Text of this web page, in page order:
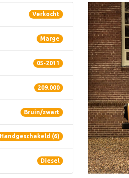
Verkocht
Marge
05-2011
209.000
Bruin/zwart
Handgeschakeld (6)
Diesel